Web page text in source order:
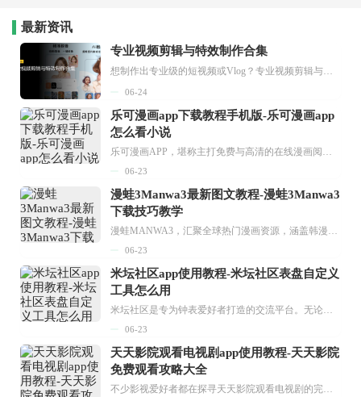
最新资讯
专业视频剪辑与特效制作合集
想制作出专业级的短视频或Vlog？专业视频剪辑与特效制作大全专题为你提供了从剪辑、抠像到特效包装的全套解决方案。无论是添加炫酷的片头、进行精准的视频抠图，还是制...
06-24
乐可漫画app下载教程手机版-乐可漫画app
怎么看小说
乐可漫画APP，堪称主打免费与高清的在线漫画阅读神器。其官方版提供海量完整版漫画资源，无论是国内漫画，还是日漫、韩漫、台漫、美漫等国外漫画，应有尽有，随时供你阅读。只需轻点一下，便能直接进入阅读界面。不仅如此，乐可漫画最新版本更新速度极快，在这里，你总能抢先看到全网一手漫画章节内容！...
06-23
漫蛙3Manwa3最新图文教程-漫蛙3Manwa3
下载技巧教学
漫蛙MANWA3，汇聚全球热门漫画资源，涵盖韩漫、欧美漫画、国漫等多种类型，题材丰富多样，全方位满足用户阅读喜好。它不仅是阅读平台，更是创作平台，为广大用户打造零门槛创作环境。...
06-23
米坛社区app使用教程-米坛社区表盘自定义
工具怎么用
米坛社区是专为钟表爱好者打造的交流平台。无论你是初涉钟表领域的普通爱好者，还是拥有多年收藏经验的资深玩家，都能在此找到属于自己的天地。 无需注册，就能轻松参与其中。通过专业的讨论论坛与丰富的交互功能，你可与世界各地的钟表爱好者畅快交流。若你钟情于钟表，米坛社区无疑是值得一试的理想之选。在这里，你能获取最新的手表资讯，交流见解，提升鉴赏品味，让每一块手表都成为收藏故事中重要的一部分。感兴趣的朋友，不要错过下载机会。...
06-23
天天影院观看电视剧app使用教程-天天影院
免费观看攻略大全
不少影视爱好者都在探寻天天影院观看电视剧的完整方法，结合最新平台使用规则，本篇新手入门攻略全面讲解观看渠道、检索流程、播放设置以及画面模式调整等实用内容。全文适配手机、电脑等主流设备，步骤简洁易懂，无论是初次使用的新手，还是想要优化观影体验的用户，都能参照内容快速上手，熟练掌握平台各项操作技巧，轻松畅享影视内容。...